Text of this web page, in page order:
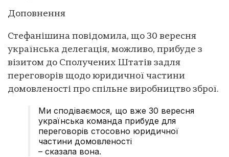
Доповнення
Стефанішина повідомила, що 30 вересня
українська делегація, можливо, прибуде з
візитом до Сполучених Штатів задля
переговорів щодо юридичної частини
домовленості про спільне виробництво зброї.
Ми сподіваємося, що вже 30 вересня
українська команда прибуде для
переговорів стосовно юридичної
частини домовленості
– сказала вона.